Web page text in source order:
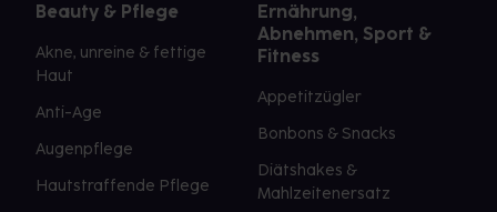
Beauty & Pflege
Akne, unreine & fettige
Haut
Anti-Age
Augenpflege
Hautstraffende Pflege
Ernährung,
Abnehmen, Sport &
Fitness
Appetitzügler
Bonbons & Snacks
Diätshakes &
Mahlzeitenersatz